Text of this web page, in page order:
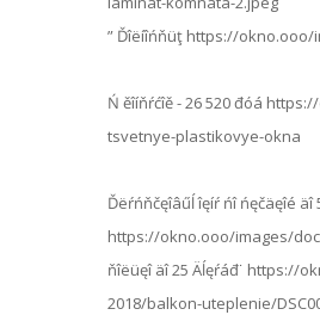
” Ďîëíîńňüţ https://okno.ooo/
Ń ěîíňŕćîě - 26 520 đóá
tsvetnye-plastikovye-okna
Ďëŕńňčęîâűĺ îęíŕ ńî ńęčäęîé äî
https://okno.ooo/images/
ňîëüęî äî 25 Äĺęŕáđ˙ https://
2018/balkon-uteplenie/